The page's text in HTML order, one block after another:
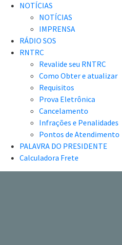
NOTÍCIAS
NOTÍCIAS
IMPRENSA
RÁDIO SOS
RNTRC
Revalide seu RNTRC
Como Obter e atualizar
Requisitos
Prova Eletrônica
Cancelamento
Infrações e Penalidades
Pontos de Atendimento
PALAVRA DO PRESIDENTE
Calculadora Frete